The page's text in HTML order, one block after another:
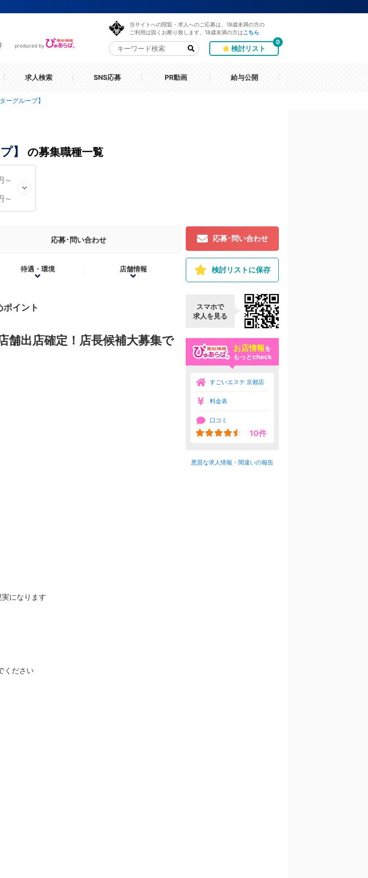
produced by
当サイトへの閲覧・求人へのご応募は、18歳未満の方の
ご利用は固くお断り致します。18歳未満の方は こちら
検討リスト
0
求人検索 SNS応募 PR動画 給与公開
ーグループ】
】 の募集職種一覧
～
～
応募･問い合わせ
待遇・環境 店舗情報
イント
舗出店確定！店長候補大募集で
になります
ください
応募･問い合わせ
検討リストに保存
スマホで
求人を見る
お店情報を
もっとcheck
すごいエステ 京都店
料金表
口コミ
10件
悪質な求人情報・間違いの報告